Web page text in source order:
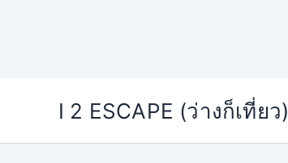
I 2 ESCAPE (ว่างก็เที่ยว)